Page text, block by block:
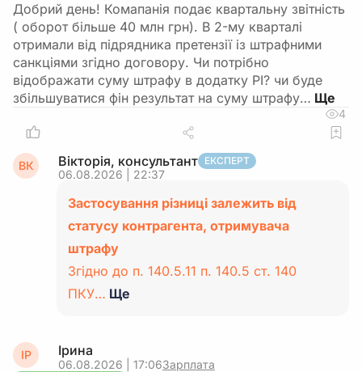
Добрий день! Комапанія подає квартальну звітність
( оборот більше 40 млн грн). В 2-му кварталі
отримали від підрядника претензії із штрафними
санкціями згідно договору. Чи потрібно
відображати суму штрафу в додатку РІ? чи буде
збільшуватися фін результат на суму штрафу…
4
ВК Вікторія, консультант ЕКСПЕРТ
06.08.2026 | 22:37
Застосування різниці залежить від
статусу контрагента, отримувача
штрафу
Згідно до п. 140.5.11 п. 140.5 ст. 140
ПКУ… Ще
ІР Ірина
06.08.2026 | 17:06Зарплата